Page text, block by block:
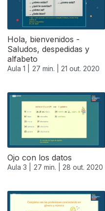
Hola, bienvenidos -
Saludos, despedidas y
alfabeto
Aula 1 | 27 min. | 21 out. 2020
Ojo con los datos
Aula 3 | 27 min. | 28 out. 2020